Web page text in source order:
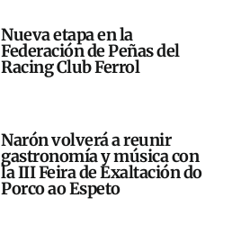
Nueva etapa en la
Federación de Peñas del
Racing Club Ferrol
Narón volverá a reunir
gastronomía y música con
la III Feira de Exaltación do
Porco ao Espeto